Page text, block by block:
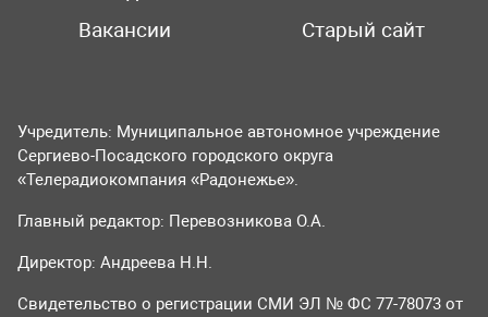
Вакансии
Старый сайт
Учредитель: Муниципальное автономное учреждение
Сергиево-Посадского городского округа
«Телерадиокомпания «Радонежье».
Главный редактор: Перевозникова О.А.
Директор: Андреева Н.Н.
Свидетельство о регистрации СМИ ЭЛ № ФС 77-78073 от